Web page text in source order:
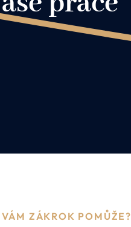
ZÁKROK POMŮŽE?